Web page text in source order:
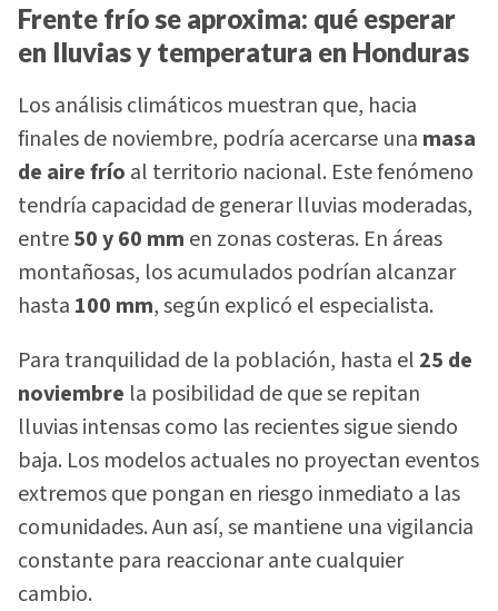
Frente frío se aproxima: qué esperar
en lluvias y temperatura en Honduras
Los análisis climáticos muestran que, hacia
finales de noviembre, podría acercarse una masa
de aire frío al territorio nacional. Este fenómeno
tendría capacidad de generar lluvias moderadas,
entre50 y 60 mm en zonas costeras. En áreas
montañosas, los acumulados podrían alcanzar
hasta 100 mm, según explicó el especialista.
Para tranquilidad de la población, hasta el 25 de
noviembre la posibilidad de que se repitan
lluvias intensas como las recientes sigue siendo
baja. Los modelos actuales no proyectan eventos
extremos que pongan en riesgo inmediato a las
comunidades. Aun así, se mantiene una vigilancia
constante para reaccionar ante cualquier
cambio.